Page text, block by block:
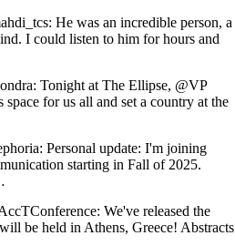
He was an incredible person, a
I could listen to him for hours and
Tonight at The Ellipse, @VP
for us all and set a country at the
Personal update: I'm joining
starting in Fall of 2025.
We've released the
be held in Athens, Greece! Abstracts